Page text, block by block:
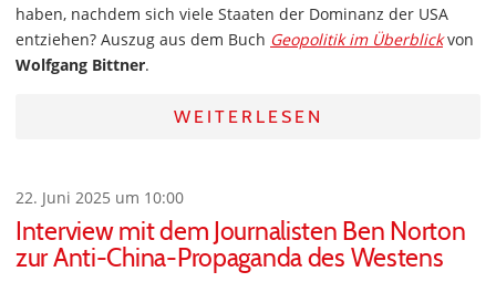
haben, nachdem sich viele Staaten der Dominanz der USA
entziehen? Auszug aus dem Buch Geopolitik im Überblickvon
Wolfgang Bittner.
WEITERLESEN
22. Juni 2025 um 10:00
Interview mit dem Journalisten Ben Norton
zur Anti-China-Propaganda des Westens